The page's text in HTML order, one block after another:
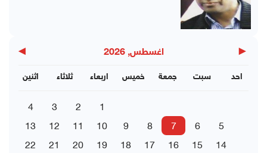
◀ اغسطس, 2026 ▶
اثنين ثلاثاء اربعاء خميس جمعة سبت احد
1
2
3
4
5
6
7
8
9
10
11
12
13
14
15
16
17
18
19
20
21
22